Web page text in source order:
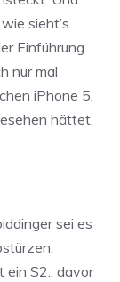
sieht’s
Einführung
nur mal
iPhone 5,
hättet,
sei es
ein S2.. davor